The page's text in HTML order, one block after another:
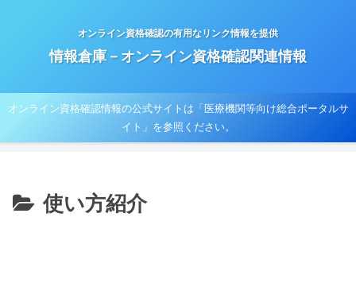
オンライン資格確認の有用なリンク情報を提供
情報倉庫－オンライン資格確認関連情報
オンライン資格確認情報の公式サイトは「医療機関等向け総合ポータルサ
イト」を参照ください。
使い方紹介